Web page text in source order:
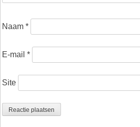
Naam *
E-mail *
Site